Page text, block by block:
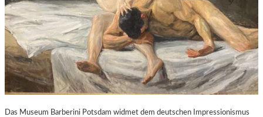
Das Museum Barberini Potsdam widmet dem deutschen Impressionismus